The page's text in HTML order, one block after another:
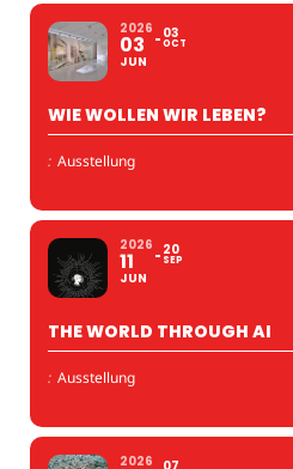
2026
03
JUN
03
OCT
WIE WOLLEN WIR LEBEN?
: Ausstellung
2026
11
JUN
20
SEP
THE WORLD THROUGH AI
: Ausstellung
2026